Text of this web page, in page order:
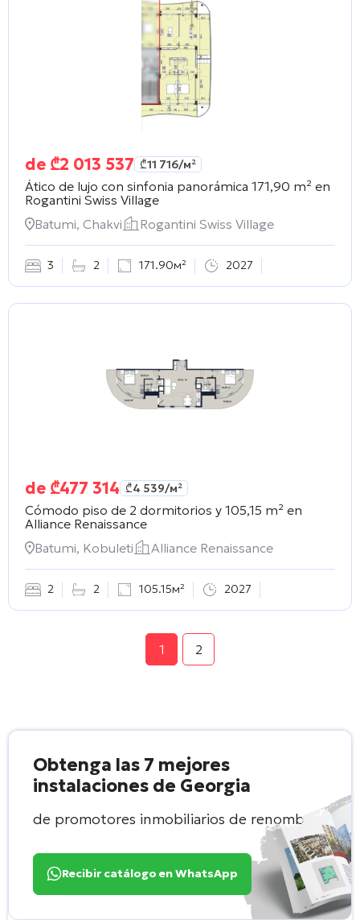
de ₾2 013 537 ₾11 716/м²
Ático de lujo con sinfonia panorámica 171,90 m² en
Rogantini Swiss Village
Batumi, Chakvi
Rogantini Swiss Village
3 2 171.90м² 2027
de ₾477 314 ₾4 539/м²
Cómodo piso de 2 dormitorios y 105,15 m² en
Alliance Renaissance
Batumi, Kobuleti
Alliance Renaissance
2 2 105.15м² 2027
1 2
Obtenga las 7 mejores
instalaciones de Georgia
de promotores inmobiliarios de renombre
Recibir catálogo en WhatsApp